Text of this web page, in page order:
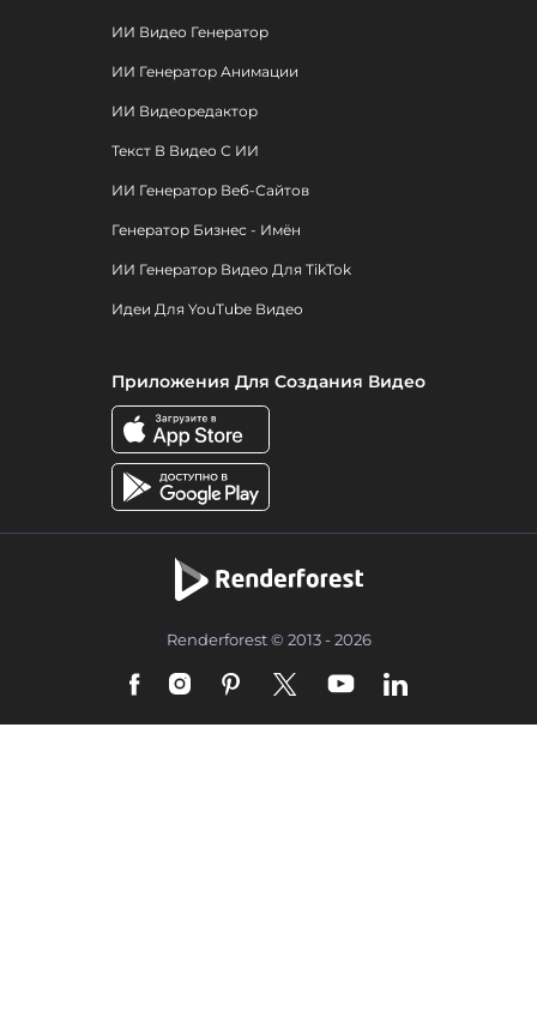
ИИ Видео Генератор
ИИ Генератор Анимации
ИИ Видеоредактор
Текст В Видео С ИИ
ИИ Генератор Веб-Сайтов
Генератор Бизнес - Имён
ИИ Генератор Видео Для TikTok
Идеи Для YouTube Видео
Приложения Для Создания Видео
Renderforest © 2013 - 2026